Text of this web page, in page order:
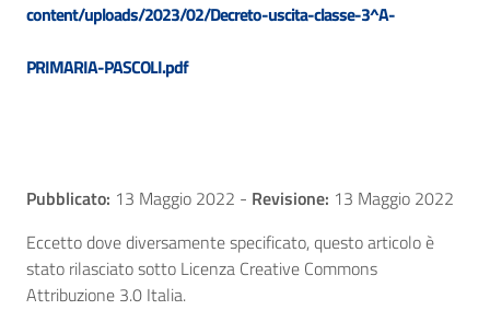
content/uploads/2023/02/Decreto-uscita-classe-3^A-
PRIMARIA-PASCOLI.pdf
Pubblicato: 13 Maggio 2022 - Revisione: 13 Maggio 2022
Eccetto dove diversamente specificato, questo articolo è
stato rilasciato sotto Licenza Creative Commons
Attribuzione 3.0 Italia.